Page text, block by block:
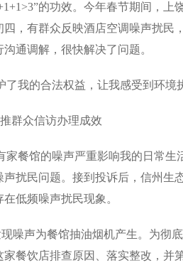
的功效。今年春节期间，
四，有群众反映酒店空调噪声扰民
通调解，很快解决了问题。
我的合法权益，让我感受到环境
群众信访办理成效
餐馆的噪声严重影响我的日常生
声扰民问题。接到投诉后，信州生
低频噪声扰民现象。
声为餐馆抽油烟机产生。为彻底
餐饮店排查原因、落实整改，并